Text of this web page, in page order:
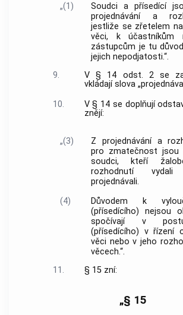
„(1)
Soudci a přísedící
projednávání a
jestliže se zřetelem
věci, k účastníkům
zástupcům je tu
jejich nepodjatosti.“.
9.
V § 14 odst. 2 se za
vkládají slova
10.
V § 14 se doplňují
znějí:
„(3)
Z projednávání a
pro zmatečnost jsou
soudci, kteří
rozhodnutí
projednávali.
(4)
Důvodem k
(přísedícího) nejsou
spočívají v
(přísedícího) v řízení
věci nebo v jeho
věcech.“.
11.
§ 15 zní:
„§ 15